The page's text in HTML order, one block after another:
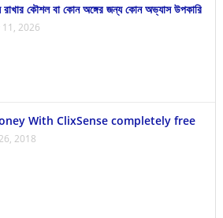
রাখার কৌশল বা কোন অঙ্গের জন্য কোন অভ্যাস উপকারি
2026
With ClixSense completely free
2018